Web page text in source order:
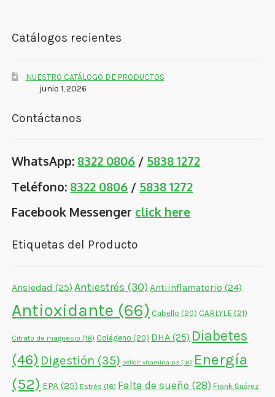
Catálogos recientes
NUESTRO CATÁLOGO DE PRODUCTOS
junio 1, 2026
Contáctanos
WhatsApp: 8322 0806 / 5838 1272
Teléfono: 8322 0806 / 5838 1272
Facebook Messenger click here
Etiquetas del Producto
Ansiedad (25) Antiestrés (30)Antiinflamatorio (24)
Antioxidante (66) Cabello (20) CARLYLE(21)
Citrato de magnesio (18) Colágeno (20) DHA (25) Diabetes
(46) Digestión (35) Déficit vitamina D3 (16) Energía
(52) EPA (25) Estrés (18) Falta de sueño (28) Frank Suárez